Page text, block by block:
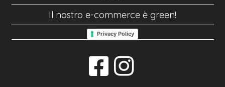
Il nostro e-commerce è green!
Privacy Policy